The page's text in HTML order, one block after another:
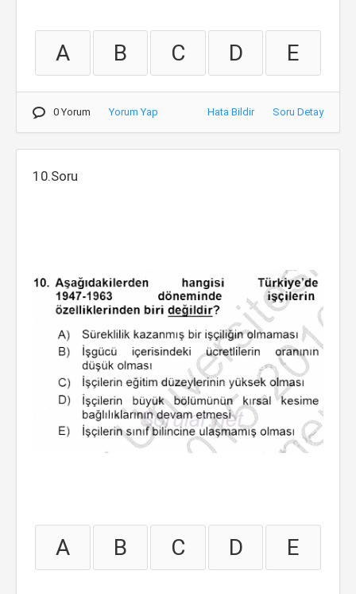
A B C D E
0 Yorum Yorum Yap Hata Bildir Soru Detay
10.Soru
A B C D E